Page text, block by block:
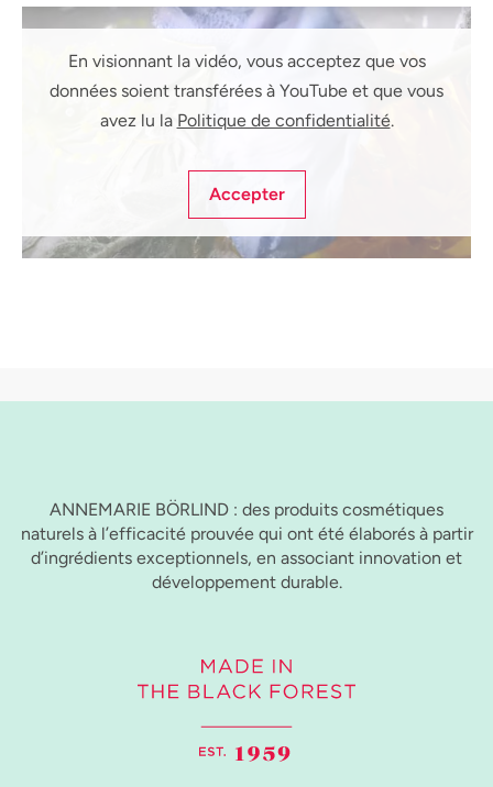
En visionnant la vidéo, vous acceptez que vos
données soient transférées à YouTube et que vous
avez lu la Politique de confidentialité.
Accepter
ANNEMARIE BÖRLIND : des produits cosmétiques
naturels à l’efficacité prouvée qui ont été élaborés à partir
d’ingrédients exceptionnels, en associant innovation et
développement durable.